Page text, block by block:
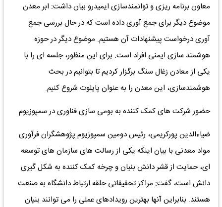
معاون برنامه ریزی و توانمندسازی ایمیدرو بیان داشت: ابر معدن
موضوع دیگر برای جمع آوری داده است که در حال بررسی جمع
آوری درخواست پیشنهادات آن هستیم. موضوع دیگر در حوزه
هوشمند سازی ایمنی افراد است. برای این منظور، جلسه ای را با
یکی از معادن زغال سنگ برگزار کردیم تا بتوانیم در بحث
هوشمندسازی، این معدن را به عنوان پایلوت شروع کنیم.
حضور شرکت های کمک کننده به بومی سازی فناوری در سمپوزیوم
ضیاءالدین پورکریمی، رئیس دومین سمپوزیوم پژوهشگران فرآوری
مواد معدنی با بیان اینکه یکی از رسالت های سازمان های توسعه
ای، حمایت از قشر دانش بنیان و چرخه کمک کننده به شکل گیری
دانش است، گفت: مراکز تحقیقاتی حلقه ارتباط دانشگاه به صنعت
هستند. بنابراین آنها بهترین رویدادهای عملی را می توانند بنیان